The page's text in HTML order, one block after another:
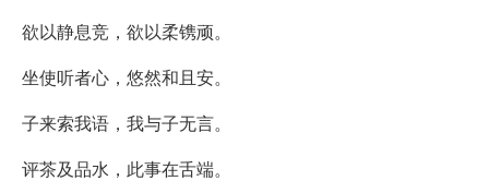
欲以静息竞，欲以柔镌顽。
坐使听者心，悠然和且安。
子来索我语，我与子无言。
评茶及品水，此事在舌端。